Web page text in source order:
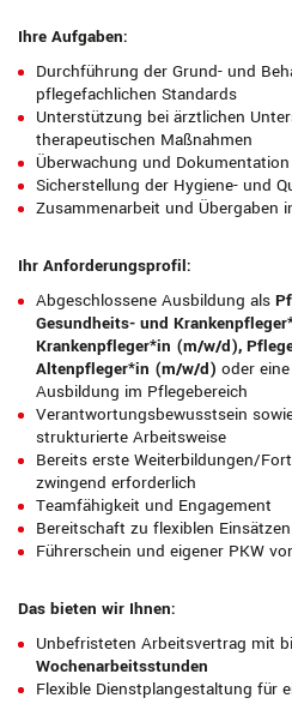
Ihre Aufgaben:
Durchführung der Grund- und
pflegefachlichen Standards
Unterstützung bei ärztlichen
therapeutischen Maßnahmen
Überwachung und
Sicherstellung der Hygiene- und
Zusammenarbeit und Übergaben
Ihr Anforderungsprofil:
Abgeschlossene Ausbildung als
Gesundheits- und
Krankenpfleger*in (m/w/d),
Altenpfleger*in (m/w/d) oder
Ausbildung im Pflegebereich
Verantwortungsbewusstsein
strukturierte Arbeitsweise
Bereits erste Weiterbildungen/
zwingend erforderlich
Teamfähigkeit und Engagement
Bereitschaft zu flexiblen Einsätzen
Führerschein und eigener PKW
Das bieten wir Ihnen:
Unbefristeten Arbeitsvertrag mit
Wochenarbeitsstunden
Flexible Dienstplangestaltung für